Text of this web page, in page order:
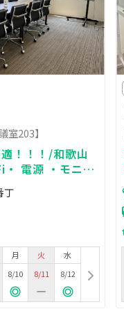
室203】
！！！/和歌山
電源 ・モニタ
利用無料！
丁
月
8/10
火
8/11
水
8/12